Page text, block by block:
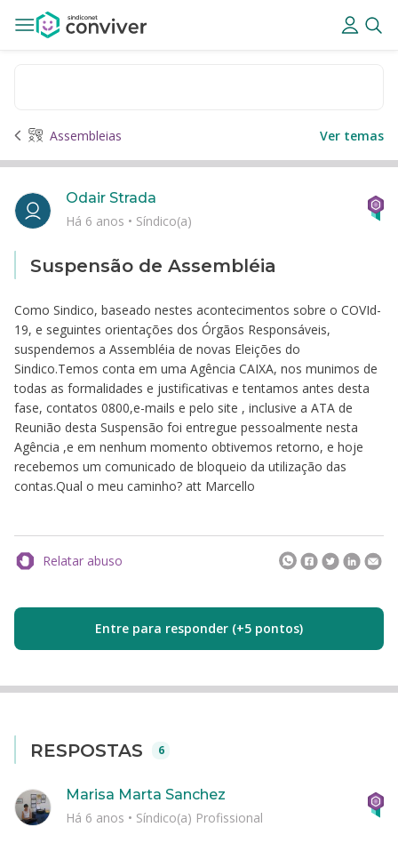
Assembleias Ver temas
Suspensão de Assembléia
Como Sindico, baseado nestes acontecimentos sobre o COVId-
19, e seguintes orientações dos Órgãos Responsáveis,
suspendemos a Assembléia de novas Eleições do
Sindico.Temos conta em uma Agência CAIXA, nos munimos de
todas as formalidades e justificativas e tentamos antes desta
fase, contatos 0800,e-mails e pelo site , inclusive a ATA de
Reunião desta Suspensão foi entregue pessoalmente nesta
Agência ,e em nenhum momento obtivemos retorno, e hoje
recebemos um comunicado de bloqueio da utilização das
contas.Qual o meu caminho? att Marcello
Odair Strada
Há 6 anos • Síndico(a)
Relatar abuso
Entre para responder (+5 pontos)
RESPOSTAS 6
Marisa Marta Sanchez
Há 6 anos • Síndico(a) Profissional